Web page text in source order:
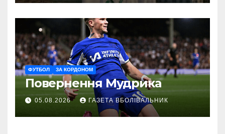
ФУТБОЛ ЗА КОРДОНОМ
Повернення Мудрика
05.08.2026 ГАЗЕТА ВБОЛІВАЛЬНИК